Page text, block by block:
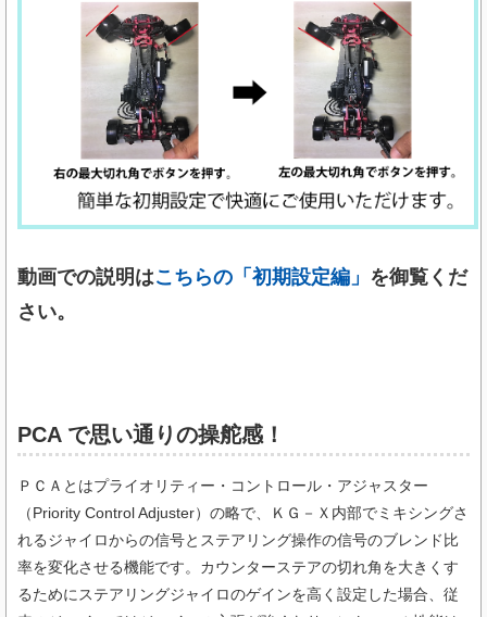
動画での説明はこちらの「初期設定編」 を御覧くだ
さい。
PCA で思い通りの操舵感！
ＰＣＡとはプライオリティー・コントロール・アジャスター
（Priority Control Adjuster）の略で、ＫＧ－Ｘ内部でミキシングさ
れるジャイロからの信号とステアリング操作の信号のブレンド比
率を変化させる機能です。カウンターステアの切れ角を大きくす
るためにステアリングジャイロのゲインを高く設定した場合、従